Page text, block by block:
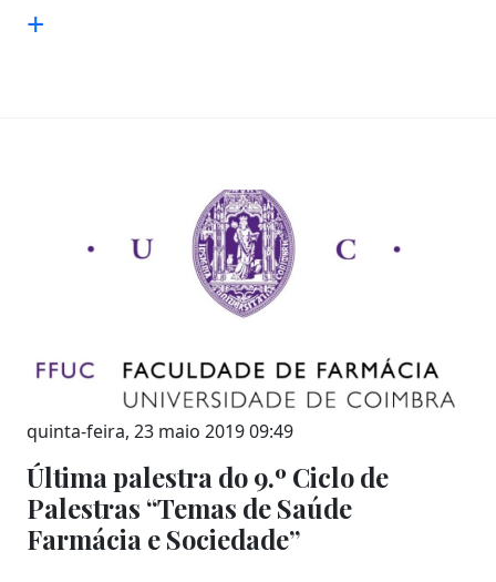
+
quinta-feira, 23 maio 2019 09:49
Última palestra do 9.º Ciclo de
Palestras “Temas de Saúde
Farmácia e Sociedade”